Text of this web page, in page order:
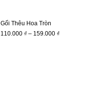
Gối Thêu Hoa Tròn
110.000 ₫ – 159.000 ₫Khoảng